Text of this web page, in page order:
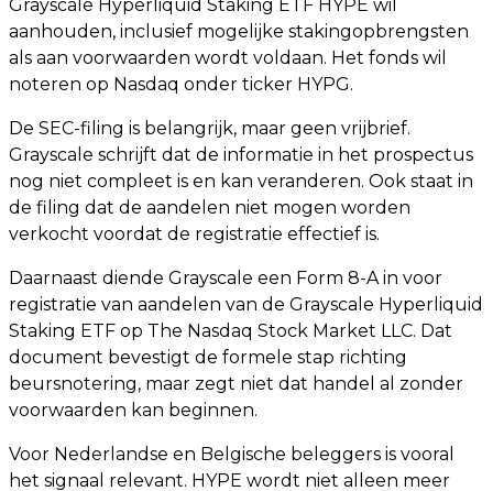
Grayscale Hyperliquid Staking ETF HYPE wil
aanhouden, inclusief mogelijke stakingopbrengsten
als aan voorwaarden wordt voldaan. Het fonds wil
noteren op Nasdaq onder ticker HYPG.
De SEC-filing is belangrijk, maar geen vrijbrief.
Grayscale schrijft dat de informatie in het prospectus
nog niet compleet is en kan veranderen. Ook staat in
de filing dat de aandelen niet mogen worden
verkocht voordat de registratie effectief is.
Daarnaast diende Grayscale een Form 8-A in voor
registratie van aandelen van de Grayscale Hyperliquid
Staking ETF op The Nasdaq Stock Market LLC. Dat
document bevestigt de formele stap richting
beursnotering, maar zegt niet dat handel al zonder
voorwaarden kan beginnen.
Voor Nederlandse en Belgische beleggers is vooral
het signaal relevant. HYPE wordt niet alleen meer